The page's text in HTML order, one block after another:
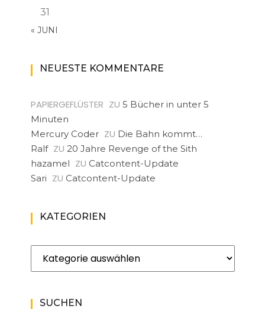
31
« JUNI
NEUESTE KOMMENTARE
PAPIERGEFLÜSTER ZU 5 Bücher in unter 5
Minuten
Mercury Coder ZU Die Bahn kommt…
Ralf ZU 20 Jahre Revenge of the Sith
hazamel ZU Catcontent-Update
Sari ZU Catcontent-Update
KATEGORIEN
Kategorien
SUCHEN